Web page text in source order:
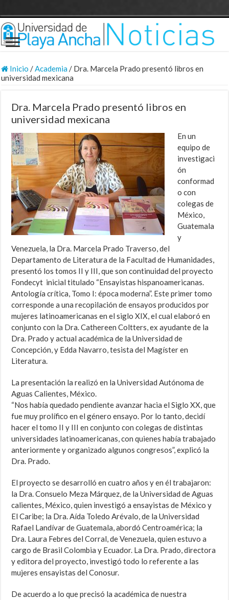
Inicio /Academia/ Dra. Marcela Prado presentó libros en
universidad mexicana
Dra. Marcela Prado presentó libros en
universidad mexicana
En un
equipo de
investigaci
ón
conformad
o con
colegas de
México,
Guatemala
y
Venezuela, la Dra. Marcela Prado Traverso, del
Departamento de Literatura de la Facultad de Humanidades,
presentó los tomos II y III, que son continuidad del proyecto
Fondecyt inicial titulado “Ensayistas hispanoamericanas.
Antología crítica, Tomo I: época moderna”. Este primer tomo
corresponde a una recopilación de ensayos producidos por
mujeres latinoamericanas en el siglo XIX, el cual elaboró en
conjunto con la Dra. Cathereen Coltters, ex ayudante de la
Dra. Prado y actual académica de la Universidad de
Concepción, y Edda Navarro, tesista del Magíster en
Literatura.
La presentación la realizó en la Universidad Autónoma de
Aguas Calientes, México.
“Nos había quedado pendiente avanzar hacia el Siglo XX, que
fue muy prolífico en el género ensayo. Por lo tanto, decidí
hacer el tomo II y III en conjunto con colegas de distintas
universidades latinoamericanas, con quienes había trabajado
anteriormente y organizado algunos congresos”, explicó la
Dra. Prado.
El proyecto se desarrolló en cuatro años y en él trabajaron:
la Dra. Consuelo Meza Márquez, de la Universidad de Aguas
calientes, México, quien investigó a ensayistas de México y
El Caribe; la Dra. Aída Toledo Arévalo, de la Universidad
Rafael Landívar de Guatemala, abordó Centroamérica; la
Dra. Laura Febres del Corral, de Venezuela, quien estuvo a
cargo de Brasil Colombia y Ecuador. La Dra. Prado, directora
y editora del proyecto, investigó todo lo referente a las
mujeres ensayistas del Conosur.
De acuerdo a lo que precisó la académica de nuestra